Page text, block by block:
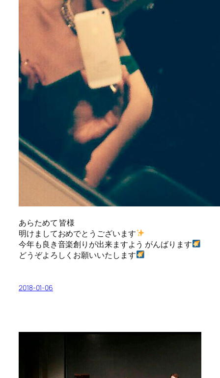
あらためて 皆様
明けましておめでとうございます
今年も良き音楽創りが出来ますよう がんばります
どうぞよろしくお願いいたします
2018-01-06